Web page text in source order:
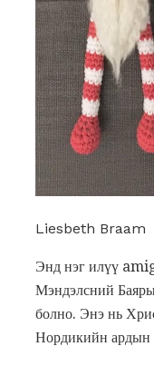
Liesbeth Braam
Энд нэг илүү
Мэндэлсний
болно. Энэ нь
Нордикийн ардын